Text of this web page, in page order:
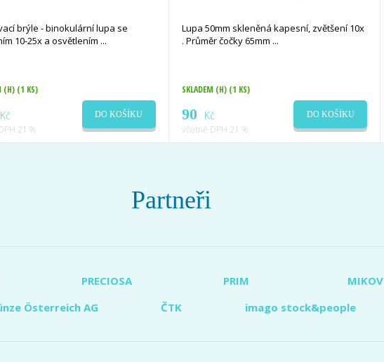
brýle - binokulární lupa se
10-25x a osvětlením
(H) (1 KS)
Kč
21 %
DO KOŠÍKU
Lupa 50mm skleněná kapesní, zvětšení 10x
. Průměr čočky 65mm
SKLADEM (H) (1 KS)
90 Kč
včetně DPH 21 %
DO KOŠÍKU
Partneři
PRECIOSA PRIM MIKOV
Österreich AG ČTK imago stock&people